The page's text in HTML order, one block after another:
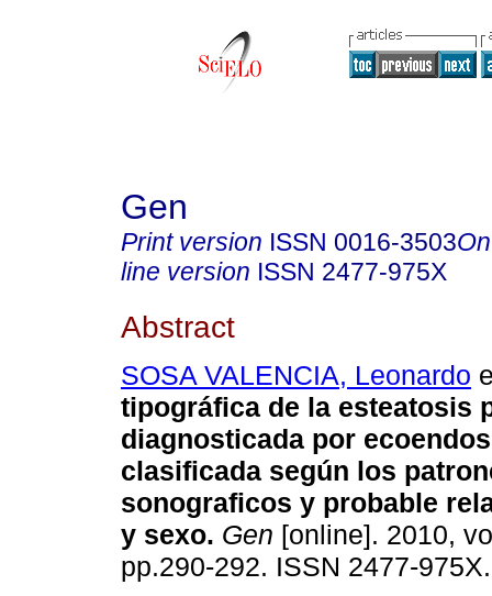
Gen
Print version ISSN 0016-3503
line version ISSN 2477-975X
Abstract
SOSA VALENCIA, Leonardo
tipográfica de la esteatosis
diagnosticada por
clasificada según los
sonograficos y probable
y sexo. Gen [online]. 2010,
pp.290-292. ISSN 2477-975X.